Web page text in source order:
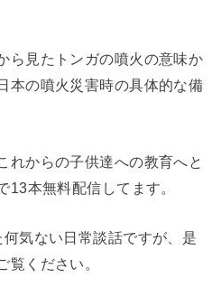
ら見たトンガの噴火の意味か
本の噴火災害時の具体的な備
れからの子供達への教育へと
13本無料配信してます。
気ない日常談話ですが、是
覧ください。